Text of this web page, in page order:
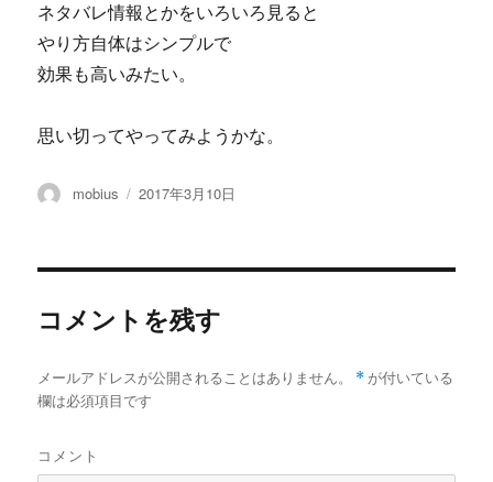
ネタバレ情報とかをいろいろ見ると
やり方自体はシンプルで
効果も高いみたい。
思い切ってやってみようかな。
投
mobius
投
2017年3月10日
コメントを残す
メールアドレスが公開されることはありません。 * が付いている
欄は必須項目です
コメント